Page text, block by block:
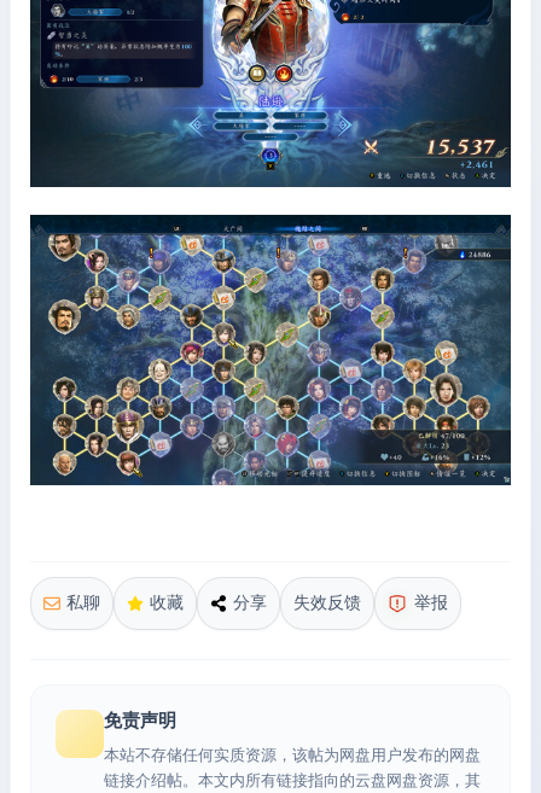
私聊 收藏 分享 失效反馈 举报
免责声明
本站不存储任何实质资源，该帖为网盘用户发布的网盘
链接介绍帖。本文内所有链接指向的云盘网盘资源，其